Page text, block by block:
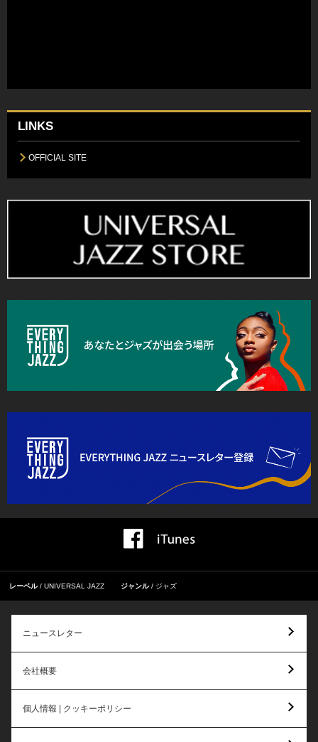
LINKS
OFFICIAL SITE
レーベル UNIVERSAL JAZZ ジャンル ジャズ
ニュースレター
会社概要
個人情報 | クッキーポリシー